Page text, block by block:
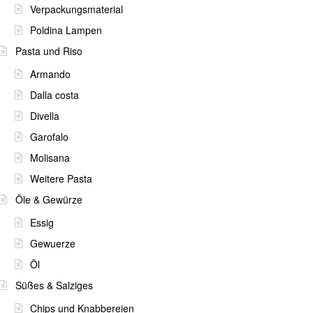
Verpackungsmaterial
Poldina Lampen
Pasta und Riso
Armando
Dalla costa
Divella
Garofalo
Molisana
Weitere Pasta
Öle & Gewürze
Essig
Gewuerze
Öl
Süßes & Salziges
Chips und Knabbereien